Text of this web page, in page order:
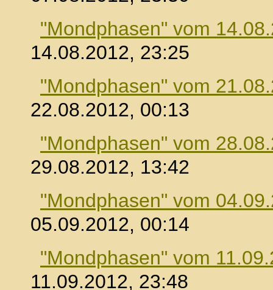
"Mondphasen" vom
14.08.2012, 23:25
"Mondphasen" vom
22.08.2012, 00:13
"Mondphasen" vom
29.08.2012, 13:42
"Mondphasen" vom
05.09.2012, 00:14
"Mondphasen" vom
11.09.2012, 23:48